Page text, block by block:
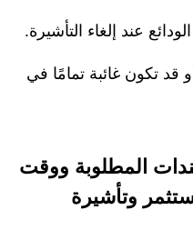
عند إلغاء التأشيرة.
قد تكون غائبة تمامًا في
المطلوبة ووقت
وتأشيرة